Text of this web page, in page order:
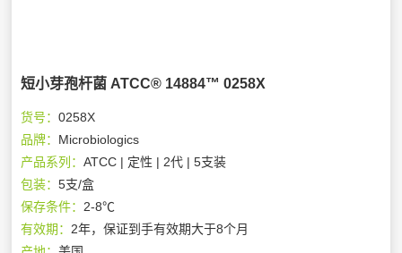
短小芽孢杆菌 ATCC® 14884™ 0258X
货号：0258X
品牌： Microbiologics
产品系列：ATCC | 定性 | 2代 | 5支装
包装：5支/盒
保存条件： 2-8℃
有效期： 2年，保证到手有效期大于8个月